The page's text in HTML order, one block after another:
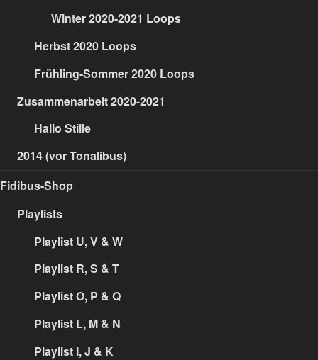
Winter 2020-2021 Loops
Herbst 2020 Loops
Frühling-Sommer 2020 Loops
Zusammenarbeit 2020-2021
Hallo Stille
2014 (vor Tonalibus)
Fidibus-Shop
Playlists
Playlist U, V & W
Playlist R, S & T
Playlist O, P & Q
Playlist L, M & N
Playlist I, J & K